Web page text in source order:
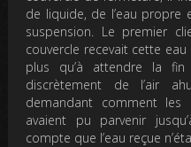
de liquide, de l’eau propre
suspension. Le premier
couvercle recevait cette
plus qu’à attendre la
discrètement de l’air
demandant comment
avaient pu parvenir
compte que l’eau reçue